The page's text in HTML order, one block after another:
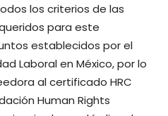
los criterios de las
para este
establecidos por el
Laboral en México, por lo
al certificado HRC
Human Rights